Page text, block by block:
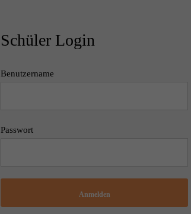
Schüler Login
Benutzername
Passwort
Anmelden